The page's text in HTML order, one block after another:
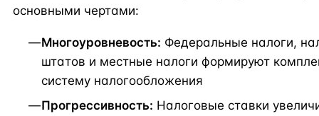
основными чертами:
Многоуровневость: Федеральные налоги,
штатов и местные налоги формируют
систему налогообложения
Прогрессивность: Налоговые ставки